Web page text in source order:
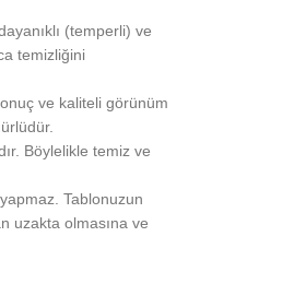
(temperli) ve
temizliğini
ve kaliteli görünüm
Böylelikle temiz ve
Tablonuzun
uzakta olmasına ve